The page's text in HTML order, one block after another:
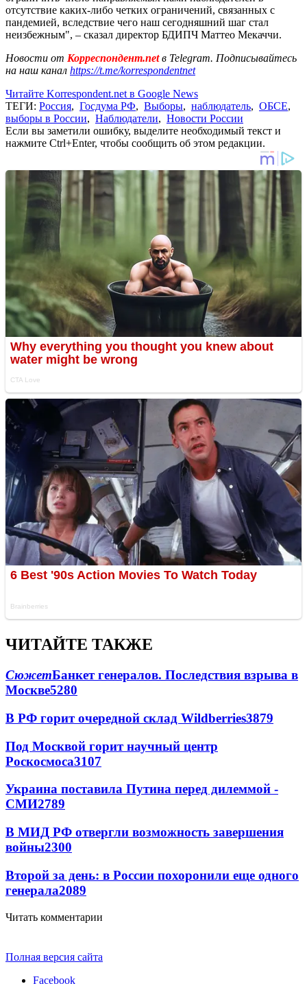
отсутствие каких-либо четких ограничений, связанных с
пандемией, вследствие чего наш сегодняшний шаг стал
неизбежным", – сказал директор БДИПЧ Маттео Мекаччи.
Новости от Корреспондент.netв Telegram. Подписывайтесь
на наш канал https://t.me/korrespondentnet
Читайте Korrespondent.net в Google News
ТЕГИ: Россия, Госдума РФ, Выборы, наблюдатель, ОБСЕ,
выборы в России, Наблюдатели, Новости России
Если вы заметили ошибку, выделите необходимый текст и
нажмите Ctrl+Enter, чтобы сообщить об этом редакции.
ЧИТАЙТЕ ТАКЖЕ
СюжетБанкет генералов. Последствия взрыва в
Москве5280
В РФ горит очередной склад Wildberries3879
Под Москвой горит научный центр
Роскосмоса3107
Украина поставила Путина перед дилеммой -
СМИ2789
В МИД РФ отвергли возможность завершения
войны2300
Второй за день: в России похоронили еще одного
генерала2089
Читать комментарии
Полная версия сайта
Facebook